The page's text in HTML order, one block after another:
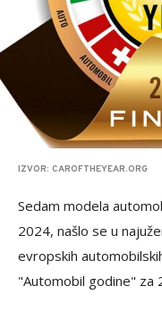
IZVOR: CAROFTHEYEAR.ORG
Sedam modela
2024, našlo se u
evropskih
"Automobil godine" za